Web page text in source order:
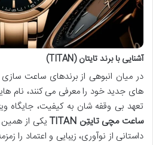
آشنایی با برند تایتان (TITAN)
در میان انبوهی از برندهای ساعت
های جدید خود را معرفی می کنند، نام
تعهد بی وقفه شان به کیفیت، جایگاه
ساعت مچی تایتِن TITAN
یکی از همین
داستانی از نوآوری، زیبایی و اعتماد را